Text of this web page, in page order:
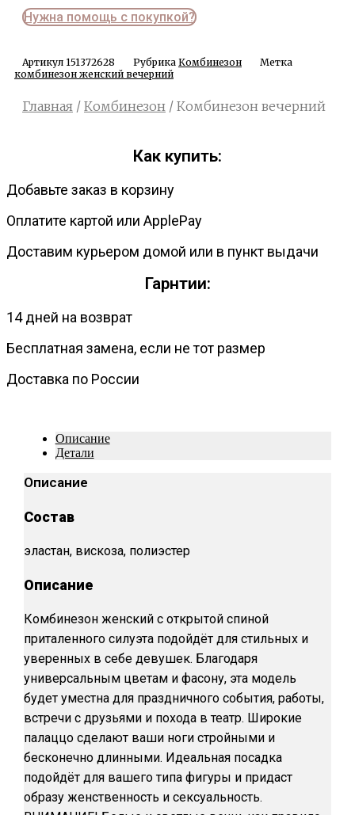
Нужна помощь с покупкой?
Артикул 151372628 Рубрика Комбинезон
Метка
комбинезон женский вечерний
Главная / Комбинезон / Комбинезон вечерний
Как купить:
Добавьте заказ в корзину
Оплатите картой или ApplePay
Доставим курьером домой или в пункт выдачи
Гарнтии:
14 дней на возврат
Бесплатная замена, если не тот размер
Доставка по России
Описание
Детали
Описание
Состав
эластан, вискоза, полиэстер
Описание
Комбинезон женский с открытой спиной
приталенного силуэта подойдёт для стильных и
уверенных в себе девушек. Благодаря
универсальным цветам и фасону, эта модель
будет уместна для праздничного события, работы,
встречи с друзьями и похода в театр. Широкие
палаццо сделают ваши ноги стройными и
бесконечно длинными. Идеальная посадка
подойдёт для вашего типа фигуры и придаст
образу женственность и сексуальность.